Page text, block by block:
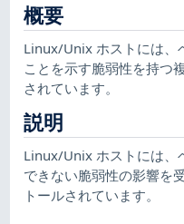
概要
Linux/Unix ホストには、
ことを示す脆弱性を持つ
されています。
説明
Linux/Unix ホストには、
できない脆弱性の影響を
トールされています。